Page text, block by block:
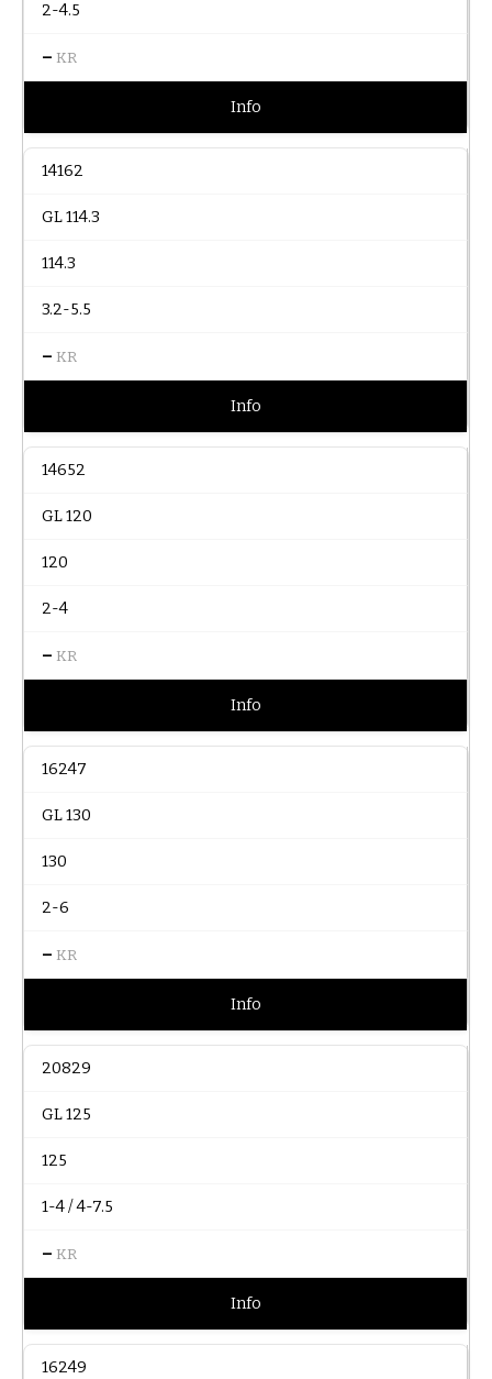
2-4.5
– KR
Info
14162
GL 114.3
114.3
3.2-5.5
– KR
Info
14652
GL 120
120
2-4
– KR
Info
16247
GL 130
130
2-6
– KR
Info
20829
GL 125
125
1-4 / 4-7.5
– KR
Info
16249